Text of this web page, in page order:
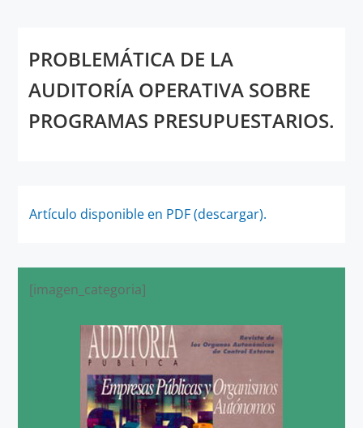
PROBLEMÁTICA DE LA
AUDITORÍA OPERATIVA SOBRE
PROGRAMAS PRESUPUESTARIOS.
Artículo disponible en PDF (descargar).
[imagen_categoria]